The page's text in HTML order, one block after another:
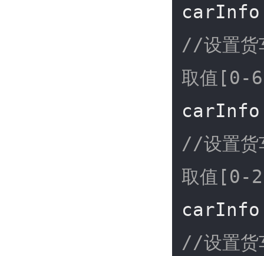
//设置货
取值[0-
//设置货
取值[0-
//设置货